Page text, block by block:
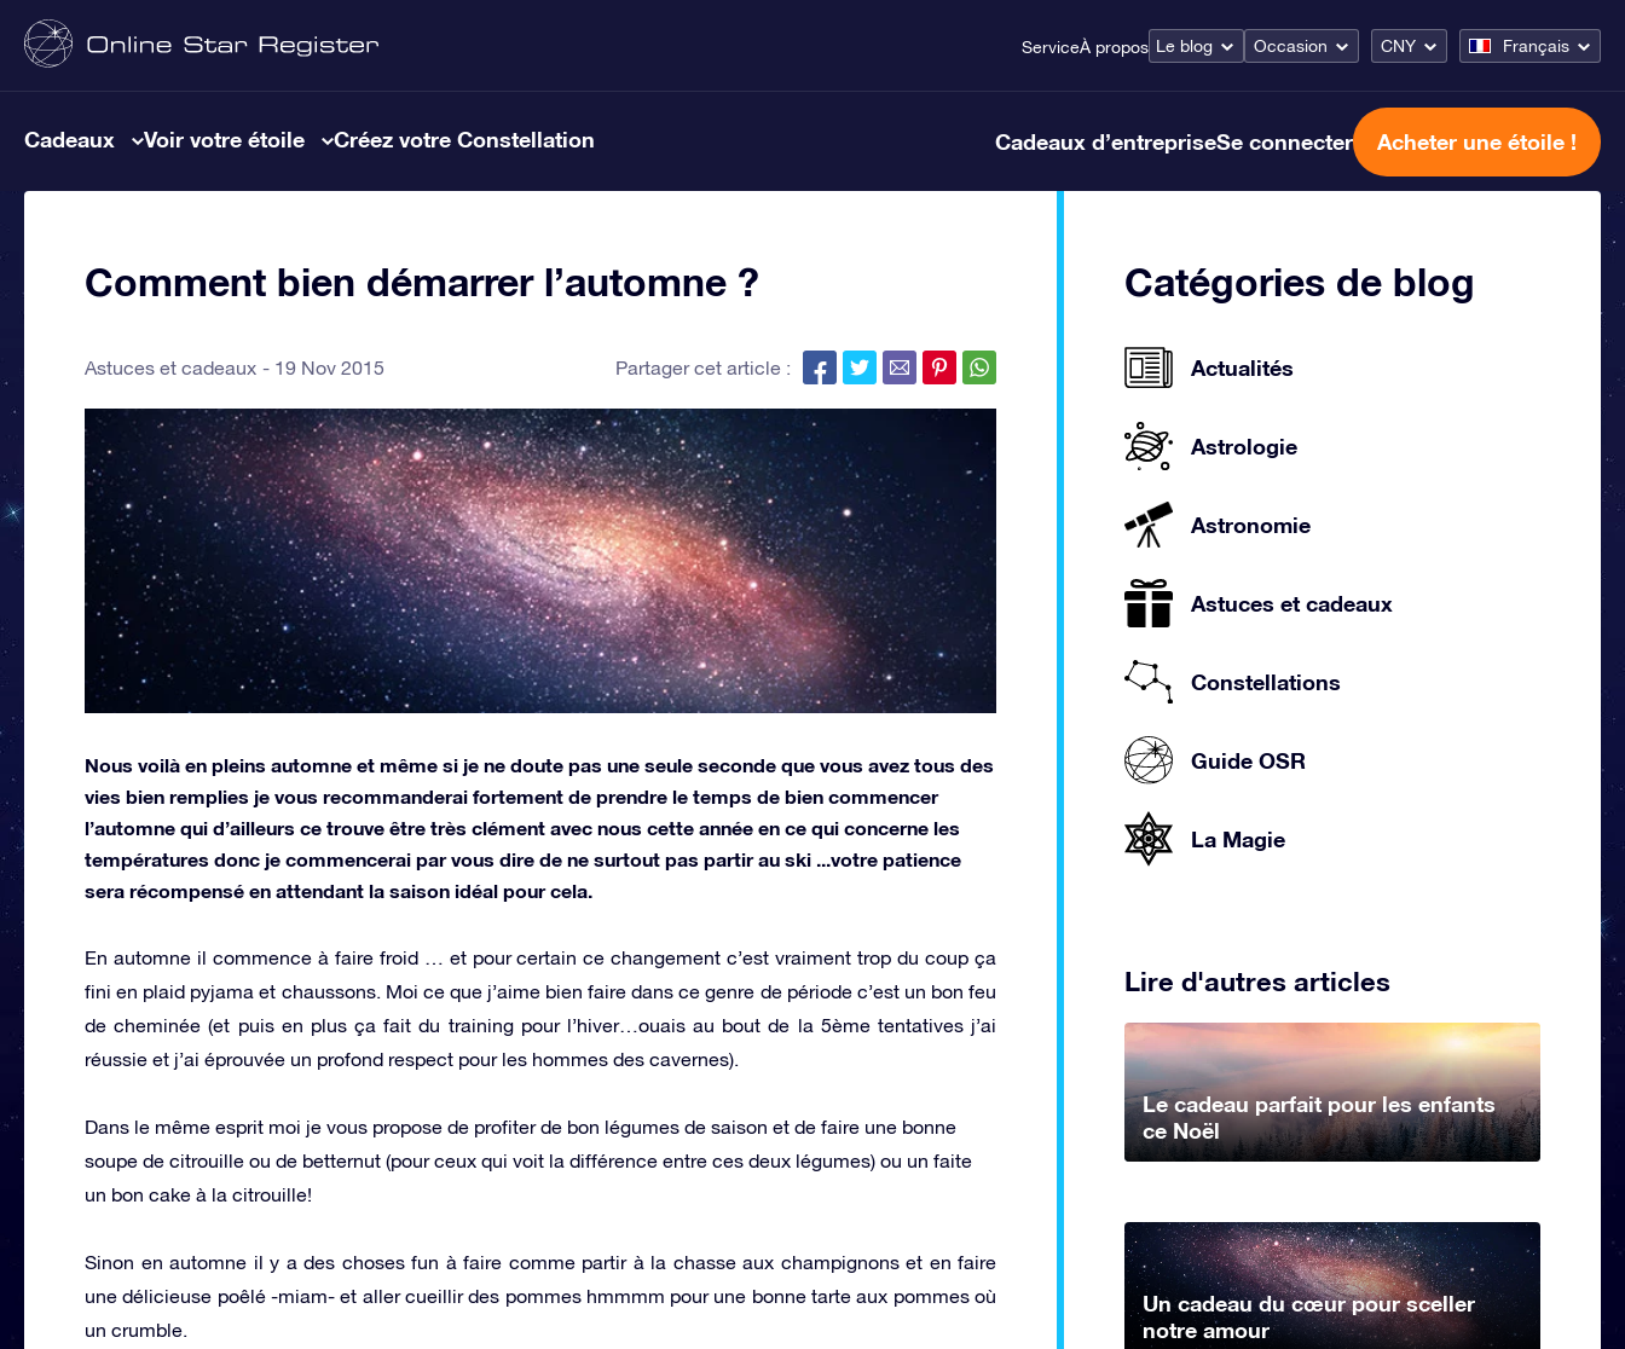
ServiceÀ propos Le blog Occasion CNY Français
Cadeaux Voir votre étoile Créez votre Constellation Cadeaux d’entrepriseSe connecter Acheter une étoile !
Comment bien démarrer l’automne ?
Astuces et cadeaux 19 Nov 2015 Partager cet article :
Nous voilà en pleins automne et même si je ne doute pas une seule seconde que vous avez tous des
vies bien remplies je vous recommanderai fortement de prendre le temps de bien commencer
l’automne qui d’ailleurs ce trouve être très clément avec nous cette année en ce qui concerne les
températures donc je commencerai par vous dire de ne surtout pas partir au ski ...votre patience
sera récompensé en attendant la saison idéal pour cela.
En automne il commence à faire froid … et pour certain ce changement c’est vraiment trop du coup ça
fini en plaid pyjama et chaussons. Moi ce que j’aime bien faire dans ce genre de période c’est un bon feu
de cheminée (et puis en plus ça fait du training pour l’hiver…ouais au bout de la 5ème tentatives j’ai
réussie et j’ai éprouvée un profond respect pour les hommes des cavernes).
Dans le même esprit moi je vous propose de profiter de bon légumes de saison et de faire une bonne
soupe de citrouille ou de betternut (pour ceux qui voit la différence entre ces deux légumes) ou un faite
un bon cake à la citrouille!
Sinon en automne il y a des choses fun à faire comme partir à la chasse aux champignons et en faire
une délicieuse poêlé -miam- et aller cueillir des pommes hmmmm pour une bonne tarte aux pommes où
un crumble.
Catégories de blog
Actualités
Astrologie
Astronomie
Astuces et cadeaux
Constellations
Guide OSR
La Magie
Lire d'autres articles
Le cadeau parfait pour les enfants
ce Noël
Un cadeau du cœur pour sceller
notre amour